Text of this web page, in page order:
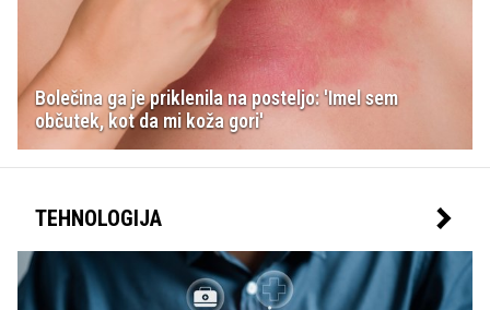
Bolečina ga je priklenila na posteljo: 'Imel sem
občutek, kot da mi koža gori'
TEHNOLOGIJA